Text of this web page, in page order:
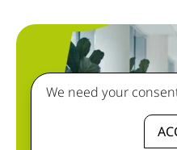
We need your